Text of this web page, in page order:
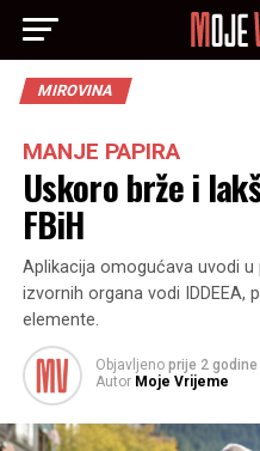
MIROVINA
MANJE PAPIRA
Uskoro brže i
FBiH
Aplikacija omogućava uvodi
izvornih organa vodi IDDEEA,
elemente.
Objavljeno prije 2 godine
Autor Moje Vrijeme